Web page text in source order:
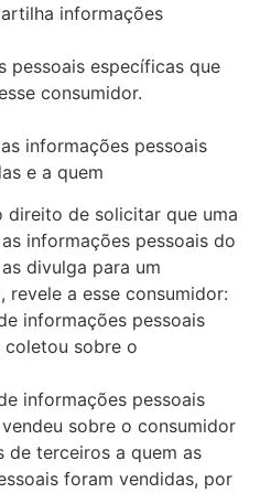
informações
pessoais específicas que
consumidor.
informações pessoais
e a quem
direito de solicitar que uma
informações pessoais do
divulga para um
a esse consumidor:
informações pessoais
coletou sobre o
informações pessoais
sobre o consumidor
de terceiros a quem as
foram vendidas, por